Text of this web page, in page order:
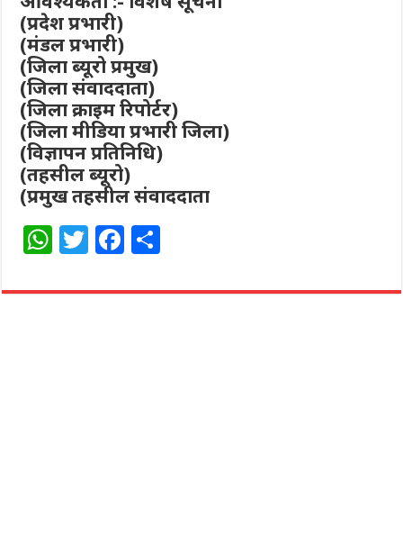
(प्रदेश प्रभारी)
(मंडल प्रभारी)
(जिला ब्यूरो प्रमुख)
(जिला संवाददाता)
(जिला क्राइम रिपोर्टर)
(जिला मीडिया प्रभारी जिला)
(विज्ञापन प्रतिनिधि)
(तहसील ब्यूरो)
(प्रमुख तहसील संवाददाता
W
at
T
itt
F
c ar